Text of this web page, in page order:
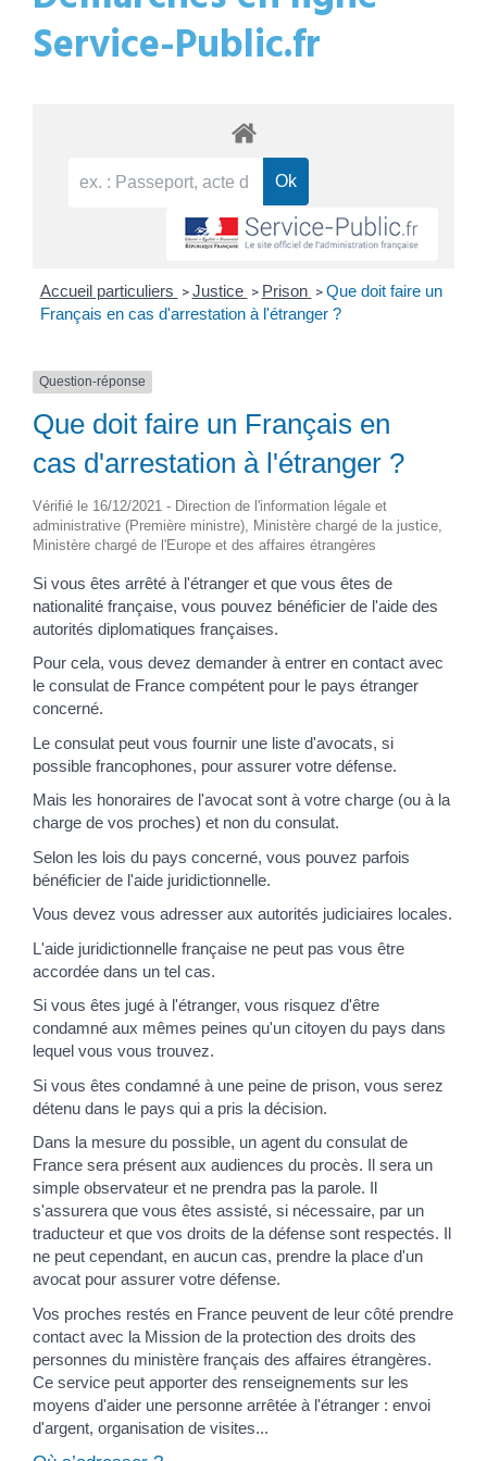
Service-Public.fr
Accueil particuliers > Justice > Prison > Que doit faire un
Français en cas d'arrestation à l'étranger ?
Question-réponse
Que doit faire un Français en
cas d'arrestation à l'étranger ?
Vérifié le 16/12/2021 - Direction de l'information légale et
administrative (Première ministre), Ministère chargé de la justice,
Ministère chargé de l'Europe et des affaires étrangères
Si vous êtes arrêté à l'étranger et que vous êtes de
nationalité française, vous pouvez bénéficier de l'aide des
autorités diplomatiques françaises.
Pour cela, vous devez demander à entrer en contact avec
le consulat de France compétent pour le pays étranger
concerné.
Le consulat peut vous fournir une liste d'avocats, si
possible francophones, pour assurer votre défense.
Mais les honoraires de l'avocat sont à votre charge (ou à la
charge de vos proches) et non du consulat.
Selon les lois du pays concerné, vous pouvez parfois
bénéficier de l'aide juridictionnelle.
Vous devez vous adresser aux autorités judiciaires locales.
L'aide juridictionnelle française ne peut pas vous être
accordée dans un tel cas.
Si vous êtes jugé à l'étranger, vous risquez d'être
condamné aux mêmes peines qu'un citoyen du pays dans
lequel vous vous trouvez.
Si vous êtes condamné à une peine de prison, vous serez
détenu dans le pays qui a pris la décision.
Dans la mesure du possible, un agent du consulat de
France sera présent aux audiences du procès. Il sera un
simple observateur et ne prendra pas la parole. Il
s'assurera que vous êtes assisté, si nécessaire, par un
traducteur et que vos droits de la défense sont respectés. Il
ne peut cependant, en aucun cas, prendre la place d'un
avocat pour assurer votre défense.
Vos proches restés en France peuvent de leur côté prendre
contact avec la Mission de la protection des droits des
personnes du ministère français des affaires étrangères.
Ce service peut apporter des renseignements sur les
moyens d'aider une personne arrêtée à l'étranger : envoi
d'argent, organisation de visites...